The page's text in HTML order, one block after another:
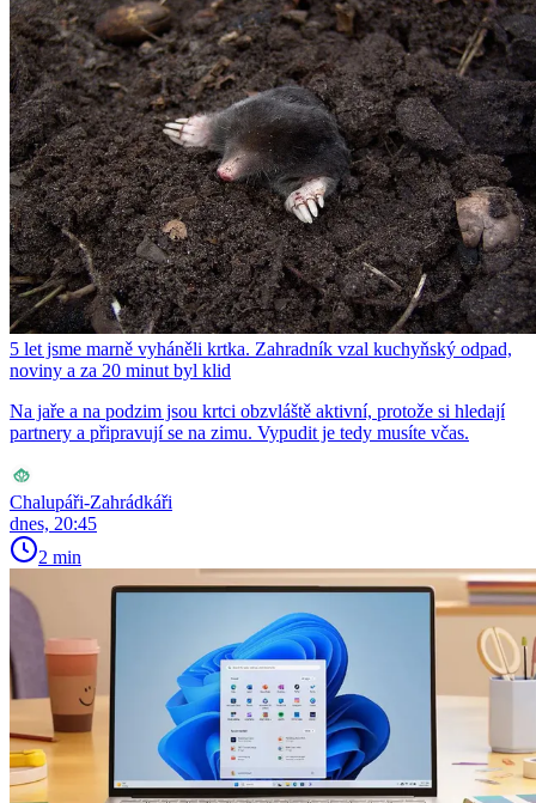
5 let jsme marně vyháněli krtka. Zahradník vzal kuchyňský odpad,
noviny a za 20 minut byl klid
Na jaře a na podzim jsou krtci obzvláště aktivní, protože si hledají
partnery a připravují se na zimu. Vypudit je tedy musíte včas.
Chalupáři-Zahrádkáři
dnes, 20:45
2 min